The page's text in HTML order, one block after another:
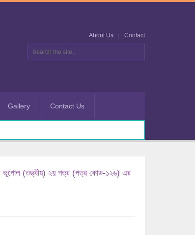
About Us Contact
Gallery Contact Us
ভূগোল (তত্ত্বীয়) ২য় পত্র (পত্র কোড-১২৬) এর